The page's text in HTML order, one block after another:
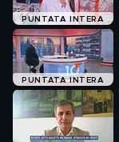
PUNTATA INTERA
PUNTATA INTERA